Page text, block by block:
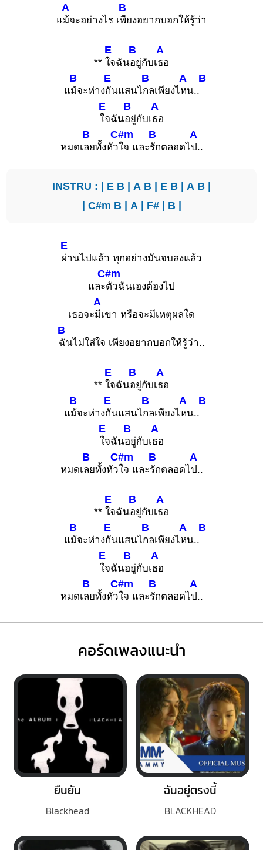
แ
A
ม้จะอย่างไร เ
B
พียงอยากบอกให้รู้ว่า
**
E
ใจฉัน
B
อยู่กับเ
A
ธอ
แ
B
ม้จะห่าง
E
กันแสนไ
B
กลเพียงไ
A
หน..
B
E
ใจฉัน
B
อยู่กับเ
A
ธอ
หมดเ
B
ลยทั้งหัว
C#m
ใจ และ
B
รักตลอดไ
A
ป..
INSTRU : | E B | A B | E B | A B |
| C#m B| A | F#| B|
E
ผ่านไปแล้ว ทุกอย่างมันจบลงแล้ว
และ
C#m
ตัวฉันเองต้องไป
เธอจะ
A
มีเขา หรือจะมีเหตุผลใด
B
ฉันไม่ใส่ใจ เพียงอยากบอกให้รู้ว่า..
**
E
ใจฉัน
B
อยู่กับเ
A
ธอ
แ
B
ม้จะห่าง
E
กันแสนไ
B
กลเพียงไ
A
หน..
B
E
ใจฉัน
B
อยู่กับเ
A
ธอ
หมดเ
B
ลยทั้งหัว
C#m
ใจ และ
B
รักตลอดไ
A
ป..
**
E
ใจฉัน
B
อยู่กับเ
A
ธอ
แ
B
ม้จะห่าง
E
กันแสนไ
B
กลเพียงไ
A
หน..
B
E
ใจฉัน
B
อยู่กับเ
A
ธอ
หมดเ
B
ลยทั้งหัว
C#m
ใจ และ
B
รักตลอดไ
A
ป..
คอร์ดเพลงแนะนำ
ยืนยัน
Blackhead
ฉันอยู่ตรงนี้
BLACKHEAD